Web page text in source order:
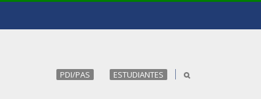
PDI/PAS ESTUDIANTES